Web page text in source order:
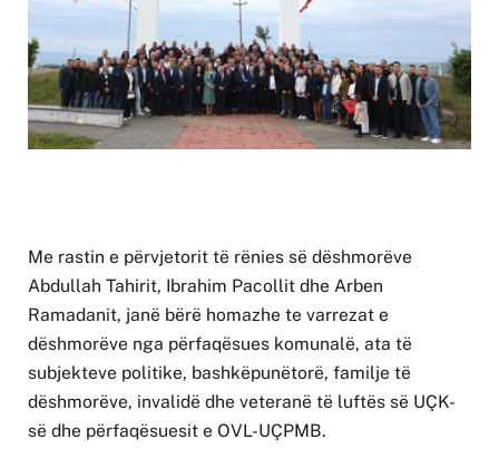
Me rastin e përvjetorit të rënies së dëshmorëve
Abdullah Tahirit, Ibrahim Pacollit dhe Arben
Ramadanit, janë bërë homazhe te varrezat e
dëshmorëve nga përfaqësues komunalë, ata të
subjekteve politike, bashkëpunëtorë, familje të
dëshmorëve, invalidë dhe veteranë të luftës së UÇK-
së dhe përfaqësuesit e OVL-UÇPMB.